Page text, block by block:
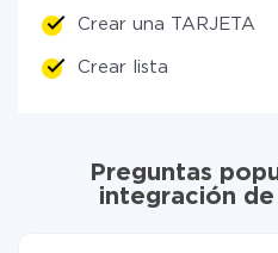
Crear una TARJETA
Crear lista
Preguntas
integración